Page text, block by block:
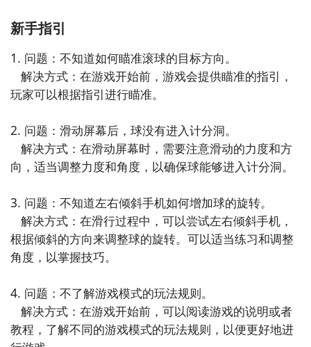
新手指引
1. 问题：不知道如何瞄准滚球的目标方向。
玩家可以根据指引进行瞄准。
2. 问题：滑动屏幕后，球没有进入计分洞。
向，适当调整力度和角度，以确保球能够进入计分洞。
3. 问题：不知道左右倾斜手机如何增加球的旋转。
根据倾斜的方向来调整球的旋转。可以适当练习和调整
角度，以掌握技巧。
4. 问题：不了解游戏模式的玩法规则。
教程，了解不同的游戏模式的玩法规则，以便更好地进